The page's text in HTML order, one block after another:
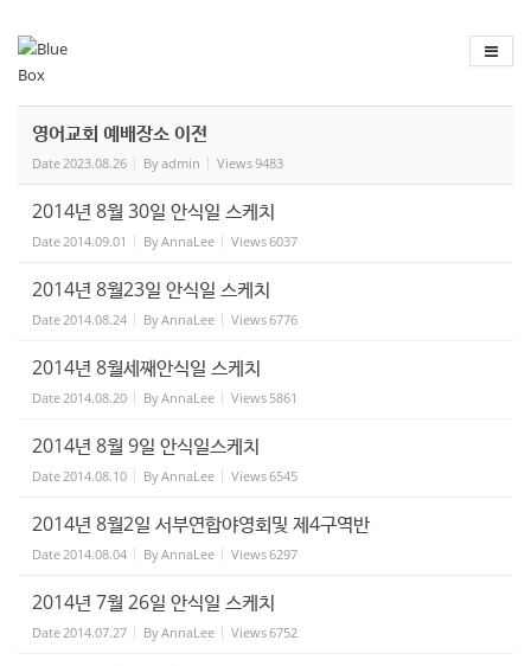
영어교회 예배장소 이전
Date2023.08.26 Byadmin Views9483
2014년 8월 30일 안식일 스케치
Date2014.09.01 ByAnnaLee Views6037
2014년 8월23일 안식일 스케치
Date2014.08.24 ByAnnaLee Views6776
2014년 8월세째안식일 스케치
Date2014.08.20 ByAnnaLee Views 5861
2014년 8월 9일 안식일스케치
Date2014.08.10 ByAnnaLee Views6545
2014년 8월2일 서부연합야영회및 제4구역반
Date2014.08.04 ByAnnaLee Views6297
2014년 7월 26일 안식일 스케치
Date2014.07.27 ByAnnaLee Views6752
스케치북5
스케치북5